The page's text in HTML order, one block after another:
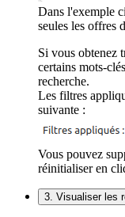
Dans l'exemple
seules les offres
Si vous obtenez
certains mots-
recherche.
Les filtres
suivante :
Vous pouvez
réinitialiser en
3. Visualiser les